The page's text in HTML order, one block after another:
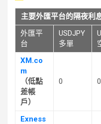
主要外匯平台的隔夜利
外匯平
台
USDJPY
多單
XM.co
m
（低點
差帳
戶）
0 0
Exness